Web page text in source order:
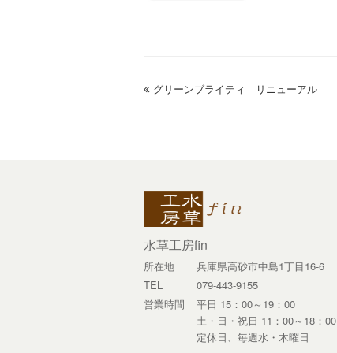
previous
グリーンブライティ リニューアル
水草工房fin
所在地
兵庫県高砂市中島1丁目16-6
TEL
079-443-9155
営業時間
平日 15：00～19：00
土・日・祝日 11：00～18：00
定休日、毎週水・木曜日